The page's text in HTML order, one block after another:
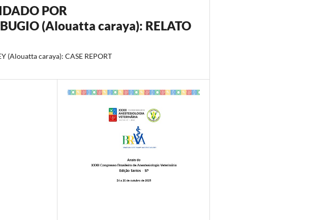
POR
(Alouatta caraya): RELATO
(Alouatta caraya): CASE REPORT